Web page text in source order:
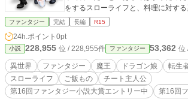
をするスローライフと、料理に対す
の食レポのコメディ（？）小説です。 （※魔物を狩るシー
ています） 小説家になろうにも同様の作品を掲載しており
ます。 表紙は私、二ノ宮明季が描い
ファンタジー 完結 長編 R15
24h.ポイント 0pt
小説 228,955 位 / 228,955件 ファンタジー 53,362 位
異世界 ファンタジー 魔王 ドラゴン娘
転生
スローライフ
ご飯もの
チート主人公
第16回ファンタジー小説大賞エントリー中
第16回